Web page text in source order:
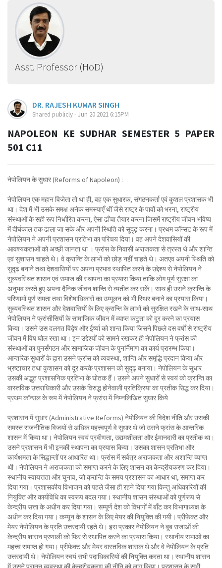
Asst. Professor (HoD)
DR. RAJESH KUMAR SINGH
Shared publicly - Jun 20 2021 6:15PM
NAPOLEON KE SUDHAR SEMESTER 5 PAPER
501 C11
नेपोलियन के सुधार (Reforms of Napoleon) :
नेपोलियन एक महान विजेता तो था ही, वह एक सुधारक, संगठनकर्ता एवं कुशल प्रशासक भी
था। देश में भी उसके समक्ष अनेक समस्याएँ थीं जैसे राष्ट्र के पावों को भरना, राष्ट्रीय
संस्थाओं के सही रूप निर्धारित करना, ऐसा ढाँचा तैयार करना जिसमें राष्ट्रीय जीवन भविष्य
में दीर्घकाल तक ढाला जा सके और अपनी स्थिति को सुदृढ़ करना। प्रथम कॉन्सट के रूप में
नेपोलियन ने अपनी प्रशासन प्रतिभा का परिचय दिया। वह अपने देशवासियों की
आवश्यकताओं को अच्छी जानता था । फ्रांस के निवासी अराजकता से त्रस्त थे और शान्ति
एवं सुशासन चाहते थे। वे क्रान्ति के लाभों को छोड़ नहीं चाहते थे। अतएव अपनी स्थिति को
सुदृढ बनाने तथा देशवासियों पर अपना प्रभाव स्थापित करने के उद्देश्य से नेपोलियन ने
सुव्यवस्थित शासन एवं समाज की स्थापना का प्रयास किया ताकि लोग पूर्ण सुरक्षा का
अनुभव करते हुए अपना दैनिक जीवन शान्ति से व्यतीत कर सकें। साथ ही उसने क्रान्ति के
परिणामों पूर्ण समता तथा विशेषाधिकारों का उम्मूलन को भी स्थिर बनाने का प्रयास किया।
सुव्यवस्थित शासन और देशवासियों के लिए क्रान्ति के लाभों को सुरक्षित रखने के साथ-साथ
नेपोलियन ने फ्रांसीसियों के सामाजिक जीवन में व्याप्त कटुता को दूर करने का प्रयास
किया। उसने उस दलगत विद्वेष और ईर्ष्या को शान्त किया जिसने पिछले दस वर्षों से राष्ट्रीय
जीवन में विष घोल रखा था। इन उद्देश्यों को सामने रखकर ही नेपोलियन ने फ्रांस की
संस्थाओं का पुनर्संगठन और सामाजिक जीवन के पुनर्निमाण का कार्य प्रारम्भ किया।
आन्तरिक सुधारों के द्वारा उसने फ्रांस को व्यवस्था, शान्ति और समृद्धि प्रदान किया और
भ्रष्टाचार तथा कुशासन को दूर करके प्रशासन को सुदृढ़ बनाया। नेपोलियन के सुधार
उसकी अद्भुत प्रशासनिक प्रतिभा के घोतक हैं। उसने अपने सुधारों से स्वयं को क्रान्ति का
वास्तविक उत्तराधिकारी और उसके विरुद्ध होनेवाली प्रतिक्रिया का प्रतीक सिद्ध कर दिया।
प्रथम कॉन्सल के रूप में नेपोलियन ने फ्रांस में निम्नलिखित सुधार किये
प्रशासन में सुधार (Administrative Reforms) नेपोलियन की विदेश नीति और उसकी
समस्त राजनीतिक विजयों से अधिक महत्त्वपूर्ण वे सुधार थे जो उसने फ्रांस के आन्तरिक
शासन में किया था। नेपोलियन स्वयं प्रवीणता, उद्यमशीलता और ईमानदारी का प्रतीक था।
उसने प्रशासन में भी इनकी स्थापना का प्रयास किया। उसका शासन प्रतिभा और
कार्यक्षमता के सिद्धान्तों पर आधारित था। फ्रांस में सर्वत्र अराजकता और अशान्ति व्याप्त
थी। नेपोलियन ने अराजकता को समाप्त करने के लिए शासन का केन्द्रीयकरण कर दिया।
स्थानीय स्वायत्तता और चुनाव, जो क्रान्ति के समय प्रशासन का आधार था, समाप्त कर
दिया गया। प्रशासकीय विभाजन को पहले जैसा ही रहने दिया गया किन्तु अधिकारियों की
नियुक्ति और कार्यविधि का स्वरूप बदल गया। स्थानीय शासन संस्थाओं को पूर्णरूप से
केन्द्रीय सत्ता के अधीन कर दिया गया। सम्पूर्ण देश को विभागों में बाँट कर विभागाध्यक्ष के
अधीन कर दिया गया। कम्यून के शासन के लिए मेयर की नियुक्ति की गयी। प्रीफेक्ट और
मेयर नेपोलियन के प्रति उत्तरदायी रहते थे। इस प्रकार नेपोलियन ने बूब राजाओं की
केन्द्रीय शासन प्रणाली को फिर से स्थापित करने का प्रयास किया। स्थानीय सभाओं का
महत्त्व समाप्त हो गया। प्रीफेक्ट और मेयर वास्तविक शासक थे और वे नेपोलियन के प्रति
उत्तरदायी थे। नेपोलियन स्वयं सभी पदाधिकारियों की नियुक्ति करता था। स्थानीय शासन